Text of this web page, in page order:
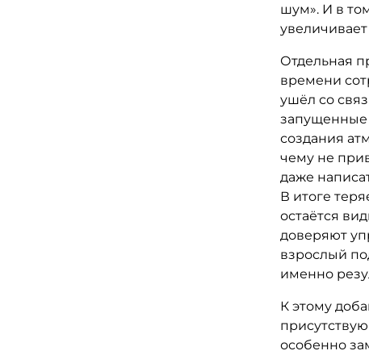
шум». И в
Отдельная
времени
ушёл со
запущенные
создания
чему не
даже
В итоге
остаётся
доверяют
взрослый
именно
К этому
особенно